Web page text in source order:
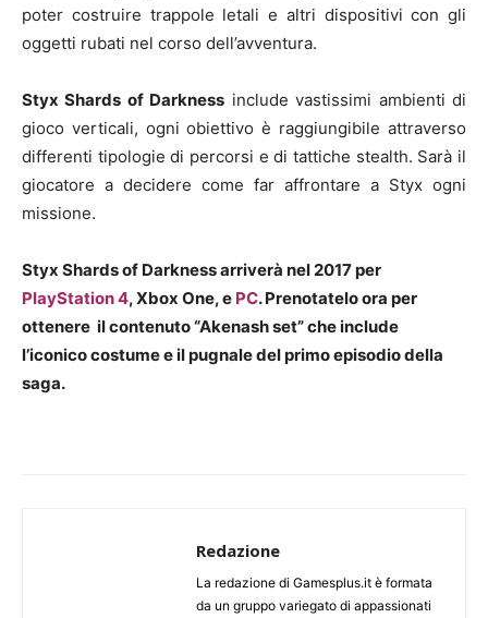
poter costruire trappole letali e altri dispositivi con gli
oggetti rubati nel corso dell’avventura.
Styx Shards of Darkness include vastissimi ambienti di
gioco verticali, ogni obiettivo è raggiungibile attraverso
differenti tipologie di percorsi e di tattiche stealth. Sarà il
giocatore a decidere come far affrontare a Styx ogni
missione.
Styx Shards of Darkness arriverà nel 2017 per
PlayStation 4, Xbox One, e PC. Prenotatelo ora per
ottenere il contenuto “Akenash set” che include
l’iconico costume e il pugnale del primo episodio della
saga.
Redazione
La redazione di Gamesplus.it è formata
da un gruppo variegato di appassionati